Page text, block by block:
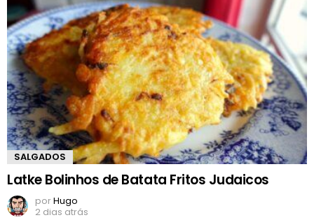
SALGADOS
Latke Bolinhos de Batata Fritos Judaicos
porHugo
2 dias atrás